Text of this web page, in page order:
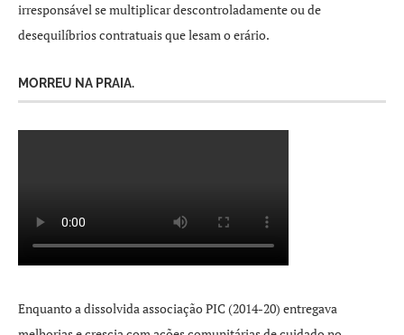
irresponsável se multiplicar descontroladamente ou de
desequilíbrios contratuais que lesam o erário.
MORREU NA PRAIA.
Enquanto a dissolvida associação PIC (2014-20) entregava